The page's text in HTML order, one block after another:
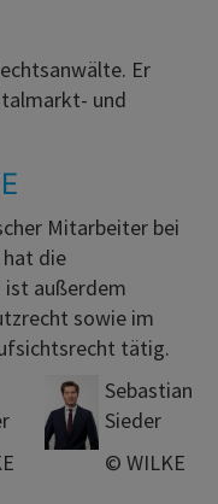
Er
und
Mitarbeiter bei
die
ist außerdem
sowie im
tätig.
Sebastian
Sieder
© WILKE